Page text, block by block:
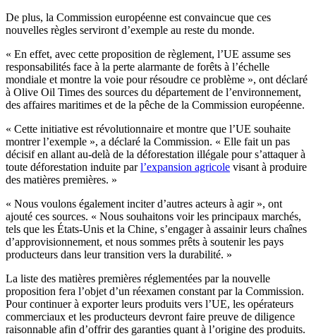
De plus, la Commission européenne est convaincue que ces
nouvelles règles serviront d’exemple au reste du monde.
« En effet, avec cette proposition de règlement, l’UE assume ses
responsabilités face à la perte alarmante de forêts à l’échelle
mondiale et montre la voie pour résoudre ce problème », ont déclaré
à Olive Oil Times des sources du département de l’environnement,
des affaires maritimes et de la pêche de la Commission européenne.
« Cette initiative est révolutionnaire et montre que l’UE souhaite
montrer l’exemple », a déclaré la Commission. « Elle fait un pas
décisif en allant au-delà de la déforestation illégale pour s’attaquer à
toute déforestation induite parl’expansion agricole visant à produire
des matières premières. »
« Nous voulons également inciter d’autres acteurs à agir », ont
ajouté ces sources. « Nous souhaitons voir les principaux marchés,
tels que les États-Unis et la Chine, s’engager à assainir leurs chaînes
d’approvisionnement, et nous sommes prêts à soutenir les pays
producteurs dans leur transition vers la durabilité. »
La liste des matières premières réglementées par la nouvelle
proposition fera l’objet d’un réexamen constant par la Commission.
Pour continuer à exporter leurs produits vers l’UE, les opérateurs
commerciaux et les producteurs devront faire preuve de diligence
raisonnable afin d’offrir des garanties quant à l’origine des produits.